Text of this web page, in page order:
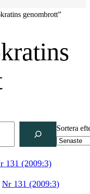
genombrott”
Sortera
Nr 131 (2009:3)